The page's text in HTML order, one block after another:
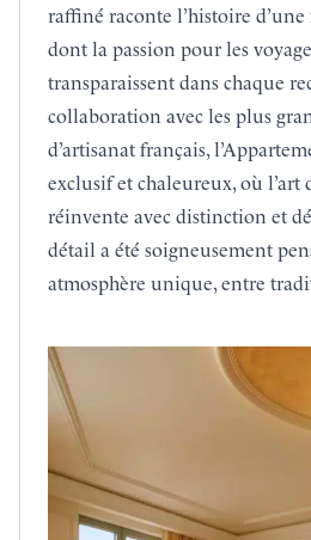
raffiné raconte l’histoire
dont la passion pour les
transparaissent dans chaque
collaboration avec les plus
d’artisanat français,
exclusif et chaleureux, où l’art
réinvente avec distinction et
détail a été soigneusement
atmosphère unique, entre